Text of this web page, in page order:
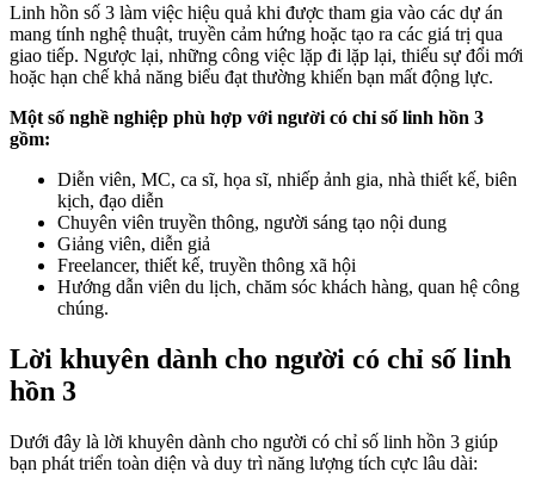
Linh hồn số 3 làm việc hiệu quả khi được tham gia vào các dự án
mang tính nghệ thuật, truyền cảm hứng hoặc tạo ra các giá trị qua
giao tiếp. Ngược lại, những công việc lặp đi lặp lại, thiếu sự đổi mới
hoặc hạn chế khả năng biểu đạt thường khiến bạn mất động lực.
Một số nghề nghiệp phù hợp với người có chỉ số linh hồn 3
gồm:
Diễn viên, MC, ca sĩ, họa sĩ, nhiếp ảnh gia, nhà thiết kế, biên
kịch, đạo diễn
Chuyên viên truyền thông, người sáng tạo nội dung
Giảng viên, diễn giả
Freelancer, thiết kế, truyền thông xã hội
Hướng dẫn viên du lịch, chăm sóc khách hàng, quan hệ công
chúng.
Lời khuyên dành cho người có chỉ số linh
hồn 3
Dưới đây là lời khuyên dành cho người có chỉ số linh hồn 3 giúp
bạn phát triển toàn diện và duy trì năng lượng tích cực lâu dài: